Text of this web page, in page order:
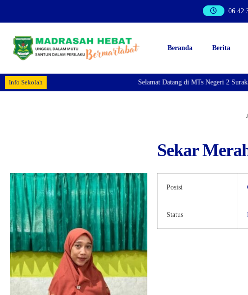
06:42:
Beranda Berita
Info Sekolah Selamat Datang di MTs Negeri 2
Sekar
Posisi
Status